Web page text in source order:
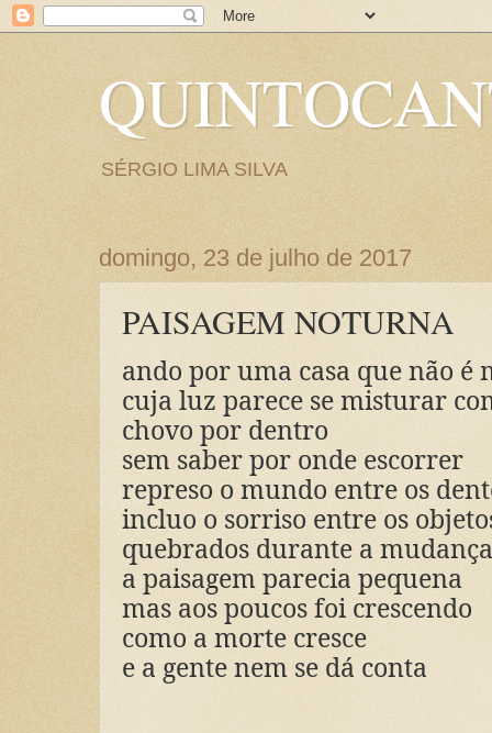
SÉRGIO LIMA SILVA
domingo, 23 de julho de 2017
PAISAGEM NOTURNA
ando por uma casa que não é
cuja luz parece se misturar
chovo por dentro
sem saber por onde escorrer
represo o mundo entre os
incluo o sorriso entre os
quebrados durante a mudança
a paisagem parecia pequena
mas aos poucos foi crescendo
como a morte cresce
e a gente nem se dá conta